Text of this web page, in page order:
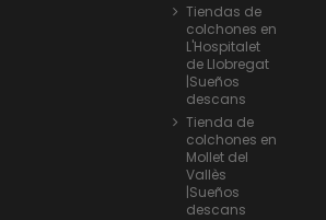
Tiendas de
colchones en
L'Hospitalet
de Llobregat
|Sueños
descans
Tienda de
colchones en
Mollet del
Vallès
|Sueños
descans